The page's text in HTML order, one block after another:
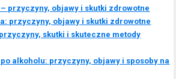
przyczyny, objawy i skutki zdrowotne
przyczyny, objawy i skutki zdrowotne
skutki i skuteczne metody
alkoholu: przyczyny, objawy i sposoby na